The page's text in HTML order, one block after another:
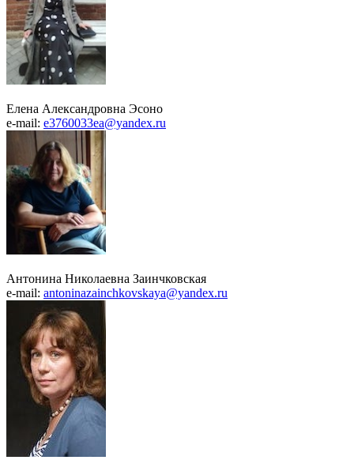
Елена Александровна Эсоно
e-mail: e3760033ea@yandex.ru
Антонина Николаевна Заинчковская
e-mail: antoninazainchkovskaya@yandex.ru